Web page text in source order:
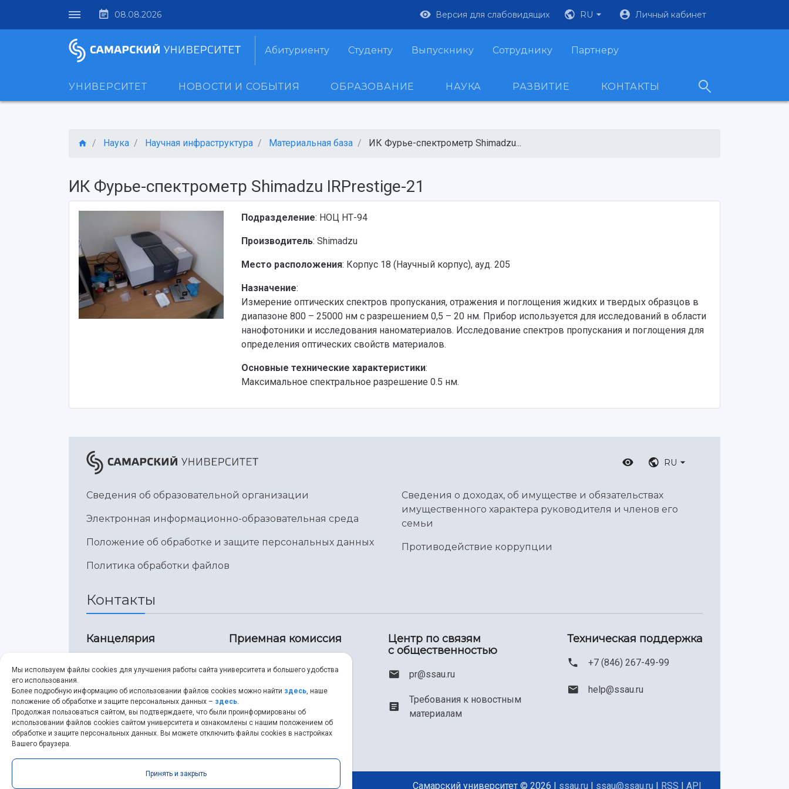
08.08.2026 Версия для слабовидящих RU Личный кабинет
Абитуриенту Студенту Выпускнику Сотруднику Партнеру
УНИВЕРСИТЕТ НОВОСТИ И СОБЫТИЯ ОБРАЗОВАНИЕ НАУКА РАЗВИТИЕ КОНТАКТЫ
Наука Научная инфраструктура Материальная база ИК Фурье-спектрометр Shimadzu...
ИК Фурье-спектрометр Shimadzu IRPrestige-21
Подразделение: НОЦ НТ-94
Производитель: Shimadzu
Место расположения: Корпус 18 (Научный корпус), ауд. 205
Назначение:
Измерение оптических спектров пропускания, отражения и поглощения жидких и твердых образцов в
диапазоне 800 – 25000 нм с разрешением 0,5 – 20 нм. Прибор используется для исследований в области
нанофотоники и исследования наноматериалов. Исследование спектров пропускания и поглощения для
определения оптических свойств материалов.
Основные технические характеристики:
Максимальное спектральное разрешение 0.5 нм.
RU
Сведения об образовательной организации
Электронная информационно-образовательная среда
Положение об обработке и защите персональных данных
Политика обработки файлов
Сведения о доходах, об имуществе и обязательствах
имущественного характера руководителя и членов его
семьи
Противодействие коррупции
Контакты
Канцелярия
8 (846) 267-43-70
ssau@ssau.ru
Приемная комиссия
8 (846) 267-48-67
priem@ssau.ru
Центр по связям
с общественностью
pr@ssau.ru
Требования к новостным
материалам
Техническая поддержка
+7 (846) 267-49-99
help@ssau.ru
Самарский университет © 2026 | ssau.ru | ssau@ssau.ru | RSS | API
Мы используем файлы cookies для улучшения работы сайта университета и большего удобства
его использования.
Более подробную информацию об использовании файлов cookies можно найти здесь, наше
положение об обработке и защите персональных данных – здесь.
Продолжая пользоваться сайтом, вы подтверждаете, что были проинформированы об
использовании файлов cookies сайтом университета и ознакомлены с нашим положением об
обработке и защите персональных данных. Вы можете отключить файлы cookies в настройках
Вашего браузера.
Принять и закрыть